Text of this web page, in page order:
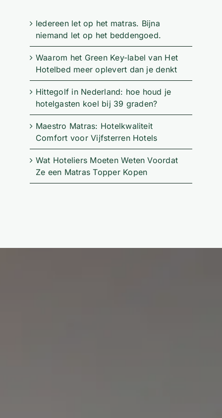
Iedereen let op het matras. Bijna
niemand let op het beddengoed.
Waarom het Green Key-label van Het
Hotelbed meer oplevert dan je denkt
Hittegolf in Nederland: hoe houd je
hotelgasten koel bij 39 graden?
Maestro Matras: Hotelkwaliteit
Comfort voor Vijfsterren Hotels
Wat Hoteliers Moeten Weten Voordat
Ze een Matras Topper Kopen